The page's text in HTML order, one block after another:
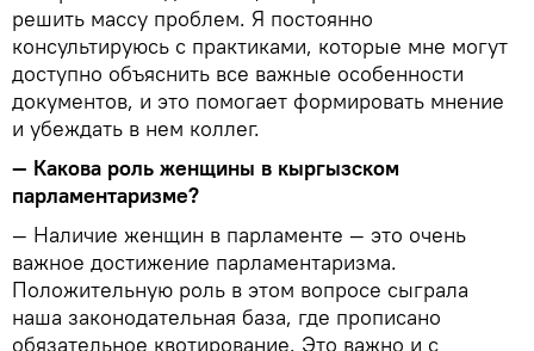
решить массу проблем. Я постоянно
консультируюсь с практиками, которые мне могут
доступно объяснить все важные особенности
документов, и это помогает формировать мнение
и убеждать в нем коллег.
— Какова роль женщины в кыргызском
парламентаризме?
— Наличие женщин в парламенте — это очень
важное достижение парламентаризма.
Положительную роль в этом вопросе сыграла
наша законодательная база, где прописано
обязательное квотирование. Это важно и с